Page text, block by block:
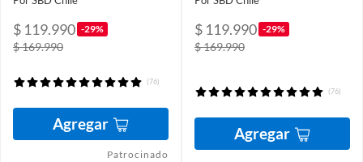
$ 119.990 -29%
$ 169.990
(76)
Agregar
Patrocinado
$ 119.990 -29%
$ 169.990
(76)
Agregar